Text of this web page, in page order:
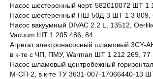
Насос шестеренный черт. 582010072 ШТ 1
Насос шестеренный НШ-50Д-3 ШТ 1 3 809,
Насос вакуумный DIVAC 2.2 L, 13512,
Vacuum ШТ 1 205 486, 84
Агрегат электронасосный шламовый 3CY-
в к-те с ЧП, ПМУ, Warman ШТ 1 212 269, 77
Насос шламовый центробежный
М-СП-2, в к-те ТУ 3631-007-17066440-13